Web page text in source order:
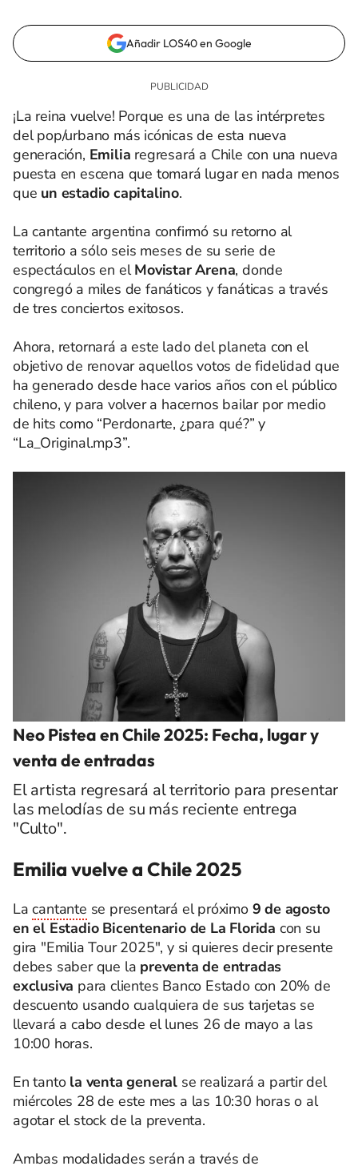
Añadir LOS40 en Google
¡La reina vuelve! Porque es una de las intérpretes
del pop/urbano más icónicas de esta nueva
generación, Emilia regresará a Chile con una nueva
puesta en escena que tomará lugar en nada menos
que un estadio capitalino.
La cantante argentina confirmó su retorno al
territorio a sólo seis meses de su serie de
espectáculos en elMovistar Arena, donde
congregó a miles de fanáticos y fanáticas a través
de tres conciertos exitosos.
Ahora, retornará a este lado del planeta con el
objetivo de renovar aquellos votos de fidelidad que
ha generado desde hace varios años con el público
chileno, y para volver a hacernos bailar por medio
de hits como “Perdonarte, ¿para qué?” y
“La_Original.mp3”.
Neo Pistea en Chile 2025: Fecha, lugar y
venta de entradas
El artista regresará al territorio para presentar
las melodías de su más reciente entrega
"Culto".
Emilia vuelve a Chile 2025
Lacantante se presentará el próximo 9 de agosto
en el Estadio Bicentenario de La Florida con su
gira "Emilia Tour 2025", y si quieres decir presente
debes saber que la preventa de entradas
exclusiva para clientes Banco Estado con 20% de
descuento usando cualquiera de sus tarjetas se
llevará a cabo desde el lunes 26 de mayo a las
10:00 horas.
En tanto la venta general se realizará a partir del
miércoles 28 de este mes a las 10:30 horas o al
agotar el stock de la preventa.
Ambas modalidades serán a través de